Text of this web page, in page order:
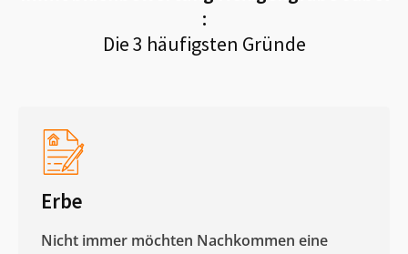
:
Die 3 häufigsten Gründe
Erbe
Nicht immer möchten Nachkommen eine